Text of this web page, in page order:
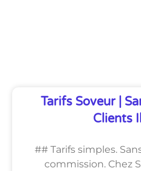
Tarifs Soveur |
Clients
## Tarifs simples.
commission. Chez